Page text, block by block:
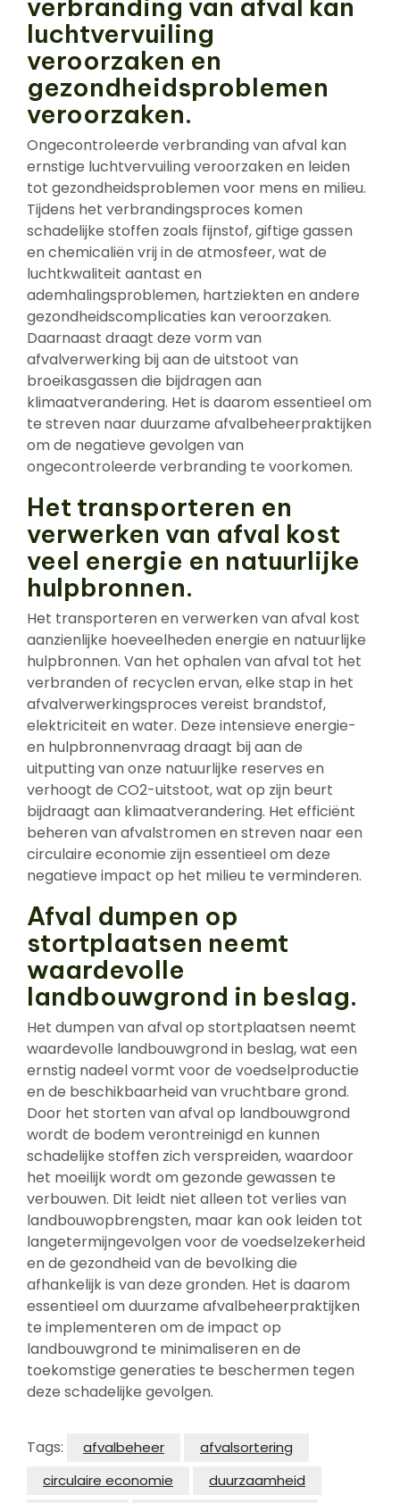
verbranding van afval kan
luchtvervuiling
veroorzaken en
gezondheidsproblemen
veroorzaken.
Ongecontroleerde verbranding van afval kan
ernstige luchtvervuiling veroorzaken en leiden
tot gezondheidsproblemen voor mens en milieu.
Tijdens het verbrandingsproces komen
schadelijke stoffen zoals fijnstof, giftige gassen
en chemicaliën vrij in de atmosfeer, wat de
luchtkwaliteit aantast en
ademhalingsproblemen, hartziekten en andere
gezondheidscomplicaties kan veroorzaken.
Daarnaast draagt deze vorm van
afvalverwerking bij aan de uitstoot van
broeikasgassen die bijdragen aan
klimaatverandering. Het is daarom essentieel om
te streven naar duurzame afvalbeheerpraktijken
om de negatieve gevolgen van
ongecontroleerde verbranding te voorkomen.
Het transporteren en
verwerken van afval kost
veel energie en natuurlijke
hulpbronnen.
Het transporteren en verwerken van afval kost
aanzienlijke hoeveelheden energie en natuurlijke
hulpbronnen. Van het ophalen van afval tot het
verbranden of recyclen ervan, elke stap in het
afvalverwerkingsproces vereist brandstof,
elektriciteit en water. Deze intensieve energie-
en hulpbronnenvraag draagt bij aan de
uitputting van onze natuurlijke reserves en
verhoogt de CO2-uitstoot, wat op zijn beurt
bijdraagt aan klimaatverandering. Het efficiënt
beheren van afvalstromen en streven naar een
circulaire economie zijn essentieel om deze
negatieve impact op het milieu te verminderen.
Afval dumpen op
stortplaatsen neemt
waardevolle
landbouwgrond in beslag.
Het dumpen van afval op stortplaatsen neemt
waardevolle landbouwgrond in beslag, wat een
ernstig nadeel vormt voor de voedselproductie
en de beschikbaarheid van vruchtbare grond.
Door het storten van afval op landbouwgrond
wordt de bodem verontreinigd en kunnen
schadelijke stoffen zich verspreiden, waardoor
het moeilijk wordt om gezonde gewassen te
verbouwen. Dit leidt niet alleen tot verlies van
landbouwopbrengsten, maar kan ook leiden tot
langetermijngevolgen voor de voedselzekerheid
en de gezondheid van de bevolking die
afhankelijk is van deze gronden. Het is daarom
essentieel om duurzame afvalbeheerpraktijken
te implementeren om de impact op
landbouwgrond te minimaliseren en de
toekomstige generaties te beschermen tegen
deze schadelijke gevolgen.
Tags: afvalbeheer
afvalsortering
circulaire economie
duurzaamheid